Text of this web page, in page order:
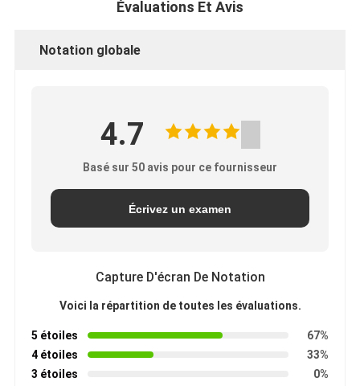
Évaluations Et Avis
Notation globale
4.7
Basé sur 50 avis pour ce fournisseur
Écrivez un examen
Capture D'écran De Notation
Voici la répartition de toutes les évaluations.
5 étoiles
67%
4 étoiles
33%
3 étoiles
0%